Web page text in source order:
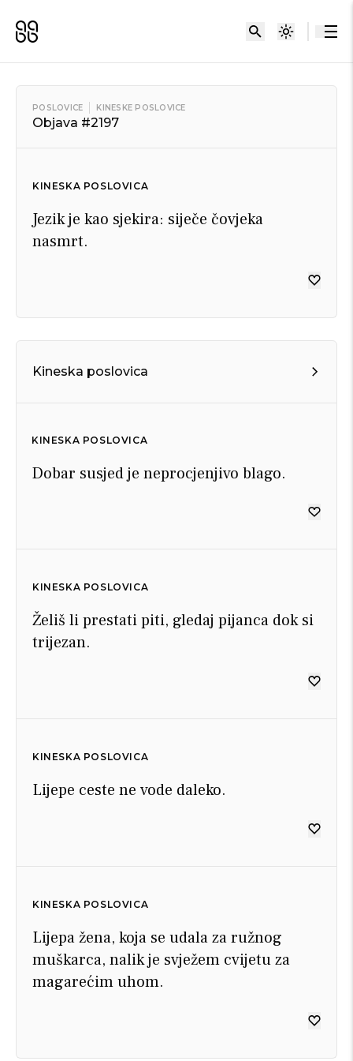
POSLOVICE KINESKE POSLOVICE
Objava #2197
KINESKA POSLOVICA
Jezik je kao sjekira: siječe čovjeka
nasmrt.
Kineska poslovica
KINESKA POSLOVICA
Dobar susjed je neprocjenjivo blago.
KINESKA POSLOVICA
Želiš li prestati piti, gledaj pijanca dok si
trijezan.
KINESKA POSLOVICA
Lijepe ceste ne vode daleko.
KINESKA POSLOVICA
Lijepa žena, koja se udala za ružnog
muškarca, nalik je svježem cvijetu za
magarećim uhom.